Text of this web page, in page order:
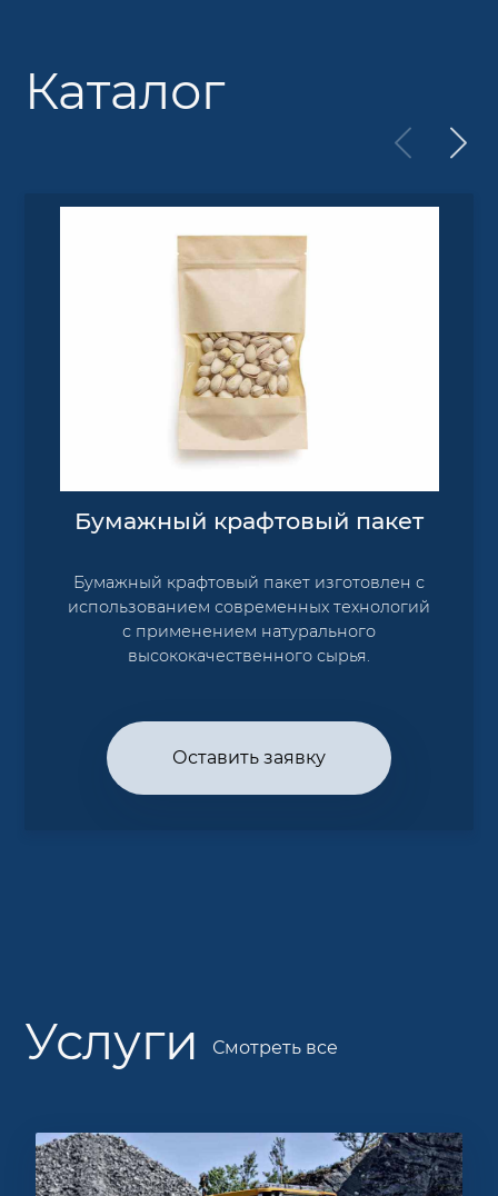
Каталог
Бумажный крафтовый пакет
Бумажный крафтовый пакет изготовлен с
использованием современных технологий
с применением натурального
высококачественного сырья.
Оставить заявку
Услуги Смотреть все